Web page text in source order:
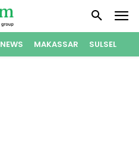
NEWS MAKASSAR SULSEL